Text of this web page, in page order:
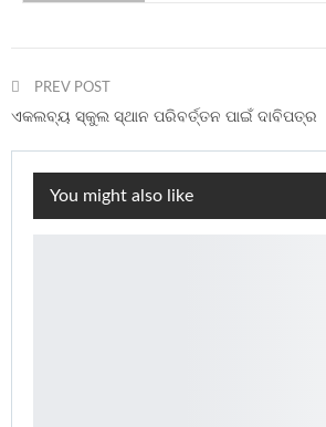
PREV POST
ଏକଲବ୍ୟ ସ୍କୁଲ ସ୍ଥାନ ପରିବର୍ତ୍ତନ ପାଇଁ ଦାବିପତ୍ର
You might also like